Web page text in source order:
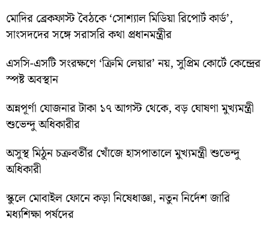
মোদির ব্রেকফাস্ট বৈঠকে ‘সোশ্যাল মিডিয়া রিপোর্ট কার্ড’,
সাংসদদের সঙ্গে সরাসরি কথা প্রধানমন্ত্রীর
এসসি-এসটি সংরক্ষণে ‘ক্রিমি লেয়ার’ নয়, সুপ্রিম কোর্টে কেন্দ্রের
স্পষ্ট অবস্থান
অন্নপূর্ণা যোজনার টাকা ১৭ আগস্ট থেকে, বড় ঘোষণা মুখ্যমন্ত্রী
শুভেন্দু অধিকারীর
অসুস্থ মিঠুন চক্রবর্তীর খোঁজে হাসপাতালে মুখ্যমন্ত্রী শুভেন্দু
অধিকারী
স্কুলে মোবাইল ফোনে কড়া নিষেধাজ্ঞা, নতুন নির্দেশ জারি
মধ্যশিক্ষা পর্ষদের